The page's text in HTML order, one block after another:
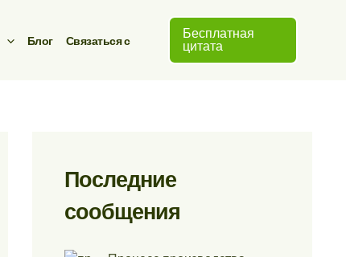
Блог Связаться с Бесплатная
цитата
Последние
сообщения